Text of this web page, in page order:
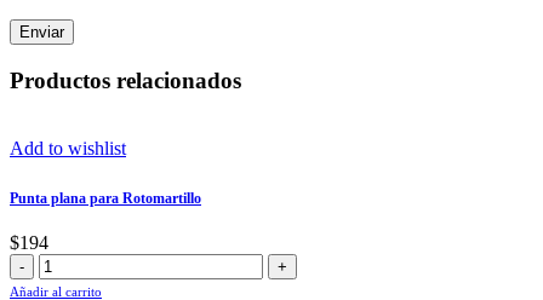
Productos relacionados
Add to wishlist
Punta plana para Rotomartillo
$194
Punta
plana
Añadir al carrito